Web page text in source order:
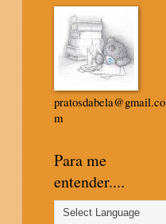
pratosdabela@gmail.co
m
Para me
entender....